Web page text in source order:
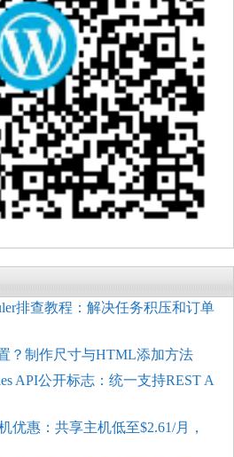
排查教程：解决任务积压和订单
？制作尺寸与HTML添加方法
API公开标志：统一支持REST A
优惠：共享主机低至$2.61/月，